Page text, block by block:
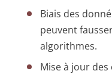
Biais des
peuvent
algorithmes.
Mise à jour des